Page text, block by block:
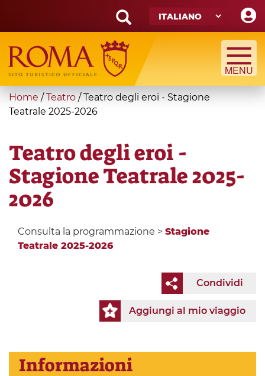
main
content
Search
form
Cerca
You
are
Home / Teatro /Teatro degli eroi - Stagione
Teatrale 2025-2026
Teatro degli eroi -
Stagione Teatrale 2025-
2026
Consulta la programmazione > Stagione
Teatrale 2025-2026
Condividi
Aggiungi al mio viaggio
Informazioni